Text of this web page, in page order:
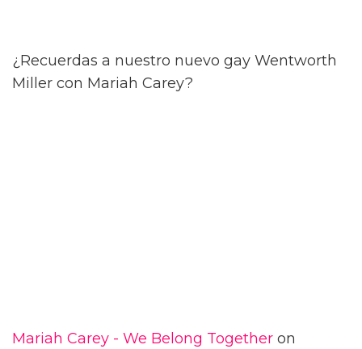
¿Recuerdas a nuestro nuevo gay Wentworth
Miller con Mariah Carey?
Mariah Carey - We Belong Together on